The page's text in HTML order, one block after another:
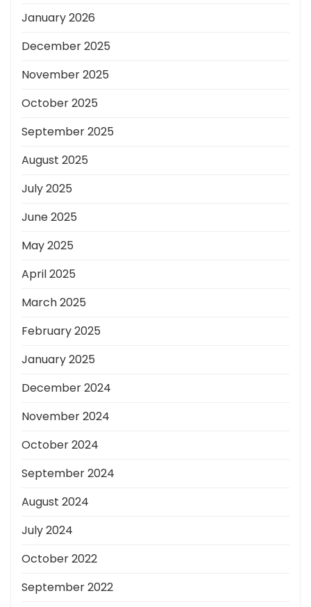
January 2026
December 2025
November 2025
October 2025
September 2025
August 2025
July 2025
June 2025
May 2025
April 2025
March 2025
February 2025
January 2025
December 2024
November 2024
October 2024
September 2024
August 2024
July 2024
October 2022
September 2022